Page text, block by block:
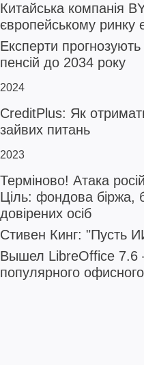
Китайська компанія
європейському ринку
Експерти
пенсій до 2034 року
2024
CreditPlus: Як
зайвих питань
2023
Терміново! Атака
Ціль: фондова біржа,
довірених осіб
Стивен Кинг: "Пусть
Вышел LibreOffice 7.6
популярного